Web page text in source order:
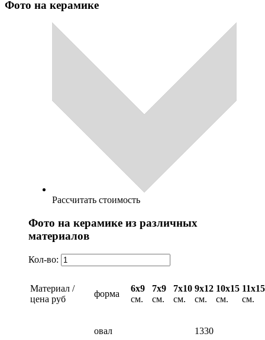
Фото на керамике
Рассчитать стоимость
Фото на керамике из различных
материалов
Кол-во:
Материал /
цена руб
форма
6х9
см.
7х9
см.
7х10
см.
9х12
см.
10х15
см.
11х15
см.
овал
1330